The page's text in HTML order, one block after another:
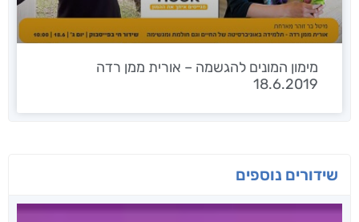
מימון המונים להגשמה – אורית ממן רדה
18.6.2019
שידורים נוספים